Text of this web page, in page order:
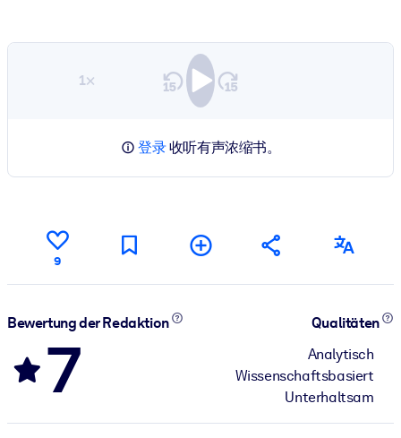
1×
登录收听有声浓缩书。
9
Bewertung der Redaktion
7
Qualitäten
Analytisch
Wissenschaftsbasiert
Unterhaltsam